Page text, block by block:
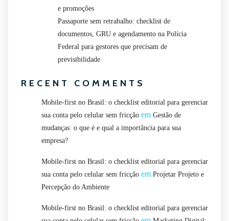
e promoções
Passaporte sem retrabalho: checklist de
documentos, GRU e agendamento na Polícia
Federal para gestores que precisam de
previsibilidade
RECENT COMMENTS
Mobile-first no Brasil: o checklist editorial para gerenciar
sua conta pelo celular sem fricção em Gestão de
mudanças: o que é e qual a importância para sua
empresa?
Mobile-first no Brasil: o checklist editorial para gerenciar
sua conta pelo celular sem fricção em Projetar Projeto e
Percepção do Ambiente
Mobile-first no Brasil: o checklist editorial para gerenciar